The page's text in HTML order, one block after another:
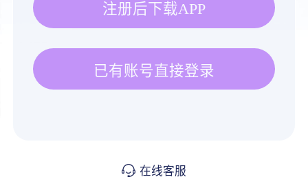
注册后下载APP
已有账号直接登录
在线客服